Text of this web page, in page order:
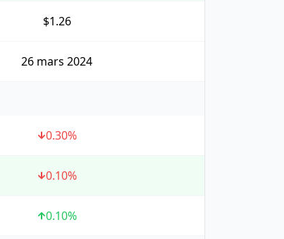
$1.26
26 mars 2024
0.30%
0.10%
0.10%